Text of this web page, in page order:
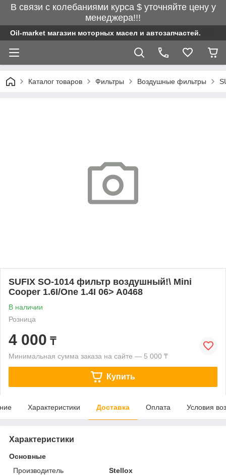
В связи с колебаниями курса $ уточняйте цену у
менеджера!!!
Oil-market магазин моторных масел и автозапчастей.
Каталог товаров Фильтры Воздушные фильтры
SUFIX SO-1014 фильтр воздушный!\ Mini
Cooper 1.6I/One 1.4I 06> A0468
В наличии
Розница
4 000 ₸
Минимальная сумма заказа на сайте — 5 000 ₸
Купить
Характеристики Доставка Оплата Условия
Характеристики
Основные
Производитель
Stellox